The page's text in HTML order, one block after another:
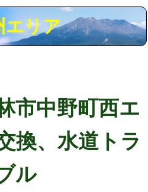
エリア
市中野町西エ
換、水道トラ
ル